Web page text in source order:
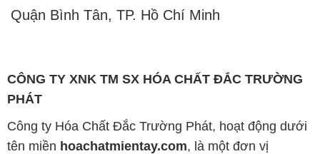
PHÁT
chuyên kinh doanh và phân phối các loại hóa chất
công nghiệp đa dạng, nhằm đáp ứng nhu cầu sử
dụng của khách hàng một cách tốt nhất.
Chúng tôi cam kết mang đến sự hài lòng và đáp ứng